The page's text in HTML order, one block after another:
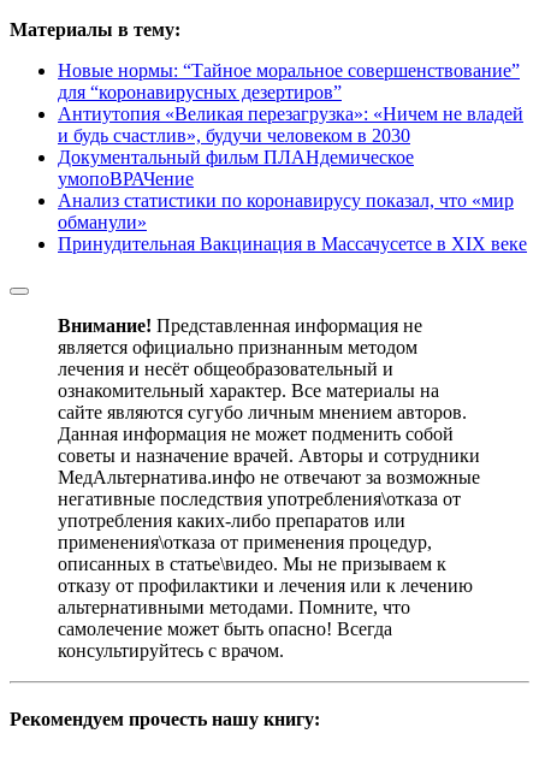
Материалы в тему:
Новые нормы: “Тайное моральное совершенствование”
для “коронавирусных дезертиров”
Антиутопия «Великая перезагрузка»: «Ничем не владей
и будь счастлив», будучи человеком в 2030
Документальный фильм ПЛАНдемическое
умопоВРАЧение
Анализ статистики по коронавирусу показал, что «мир
обманули»
Принудительная Вакцинация в Массачусетсе в XIX веке
Внимание! Представленная информация не
является официально признанным методом
лечения и несёт общеобразовательный и
ознакомительный характер. Все материалы на
сайте являются сугубо личным мнением авторов.
Данная информация не может подменить собой
советы и назначение врачей. Авторы и сотрудники
МедАльтернатива.инфо не отвечают за возможные
негативные последствия употребления\отказа от
употребления каких-либо препаратов или
применения\отказа от применения процедур,
описанных в статье\видео. Мы не призываем к
отказу от профилактики и лечения или к лечению
альтернативными методами. Помните, что
самолечение может быть опасно! Всегда
консультируйтесь с врачом.
Рекомендуем прочесть нашу книгу: